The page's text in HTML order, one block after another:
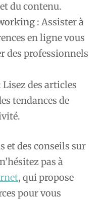
du contenu.
: Assister à
en ligne vous
des professionnels
Lisez des articles
tendances de
et des conseils sur
pas à
, qui propose
pour vous